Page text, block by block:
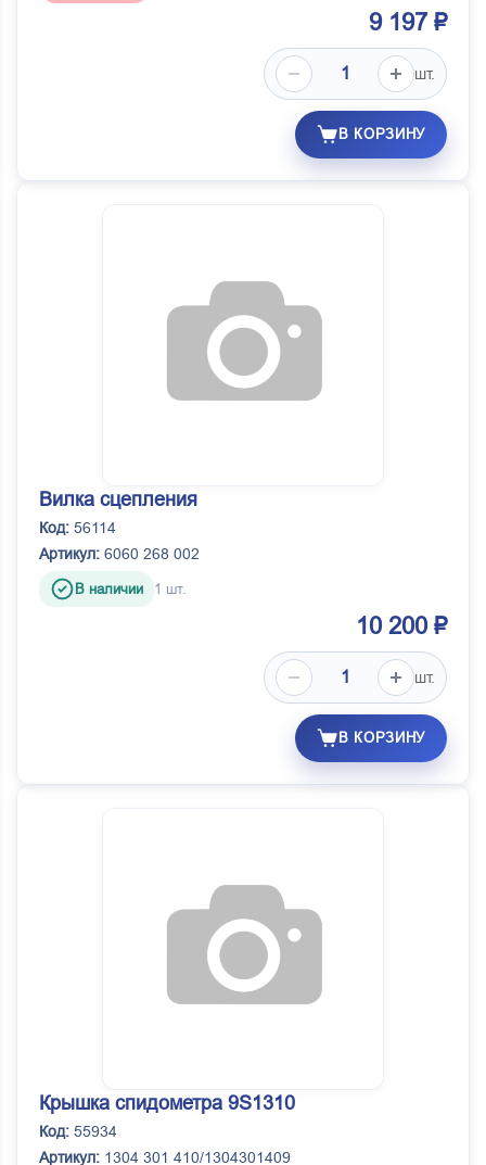
9 197 ₽
шт.
В КОРЗИНУ
Вилка сцепления
Код: 56114
Артикул: 6060 268 002
В наличии 1 шт.
10 200 ₽
шт.
В КОРЗИНУ
Крышка спидометра 9S1310
Код: 55934
Артикул: 1304 301 410/1304301409